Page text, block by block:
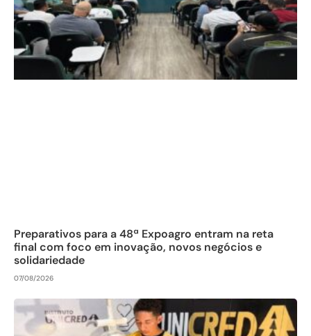
Preparativos para a 48ª Expoagro entram na reta
final com foco em inovação, novos negócios e
solidariedade
07/08/2026